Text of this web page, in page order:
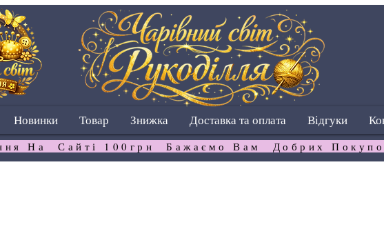
Новинки Товар Знижка Доставка та оплата Відгуки
На  Сайті 100грн  Бажаємо Вам  Добрих